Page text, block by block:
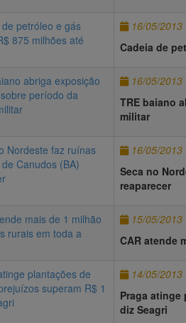
16/05/2013
Cadeia de
16/05/2013
TRE baiano
militar
16/05/2013
Seca no
reaparecer
15/05/2013
CAR atende
14/05/2013
Praga
diz Seagri